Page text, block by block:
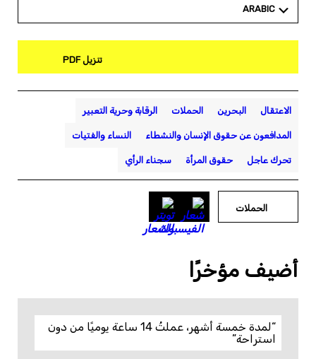
ARABIC
تنزيل PDF
الاعتقال البحرين الحملات الرقابة وحرية التعبير
المدافعون عن حقوق الإنسان والنشطاء النساء والفتيات
تحرك عاجل حقوق المرأة سجناء الرأي
الحملات
أضيف مؤخرًا
“لمدة خمسة أشهر، عملتُ 14 ساعة يوميًا من دون
استراحة”